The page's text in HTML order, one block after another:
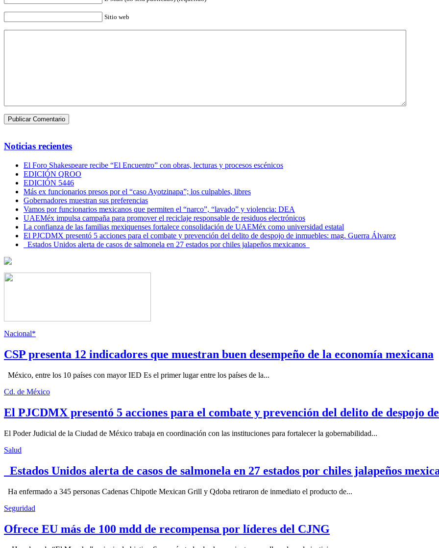
Sitio web
Noticias recientes
El Foro Shakespeare recibe “El Encuentro” con obras, lecturas y procesos escénicos
EDICIÓN QROO
EDICIÓN 5446
Más ex funcionarios presos por el “caso Ayotzinapa”; los culpables, libres
Gobernadores muestran sus preferencias
Vamos por funcionarios mexicanos que permiten el “narco”, “lavado” y violencia: DEA
UAEMéx impulsa campaña para promover el reciclaje responsable de residuos electrónicos
La confianza de las familias mexiquenses fortalece consolidación de UAEMéx como universidad estatal
El PJCDMX presentó 5 acciones para el combate y prevención del delito de despojo de inmuebles: mag. Guerra Álvarez
Estados Unidos alerta de casos de salmonela en 27 estados por chiles jalapeños mexicanos
Nacional*
CSP presenta 12 indicadores que muestran buen desempeño de la economía mexicana
México, entre los 10 países con mayor IED Es el primer lugar entre los países de la...
Cd. de México
El PJCDMX presentó 5 acciones para el combate y prevención del delito de despojo
El Poder Judicial de la Ciudad de México trabaja en coordinación con las instituciones para fortalecer la gobernabilidad...
Salud
Estados Unidos alerta de casos de salmonela en 27 estados por chiles jalapeños
Ha enfermado a 345 personas Cadenas Chipotle Mexican Grill y Qdoba retiraron de inmediato el producto de...
Seguridad
Ofrece EU más de 100 mdd de recompensa por líderes del CJNG